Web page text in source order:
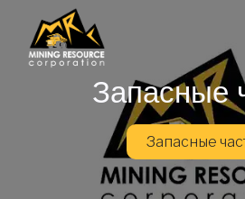
Запасные
Запасные